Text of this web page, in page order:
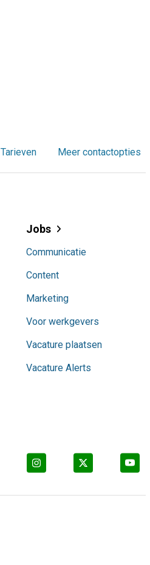
Tarieven Meer contactopties
Jobs
Communicatie
Content
Marketing
Voor werkgevers
Vacature plaatsen
Vacature Alerts